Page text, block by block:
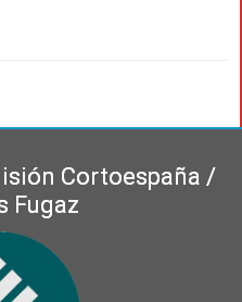
Cortoespaña /
Fugaz